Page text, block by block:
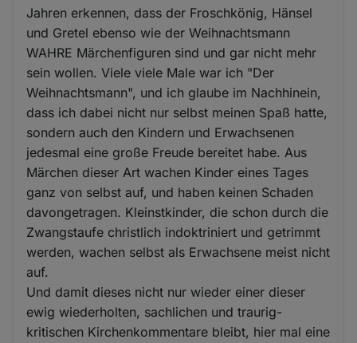
Jahren erkennen, dass der Froschkönig, Hänsel
und Gretel ebenso wie der Weihnachtsmann
WAHRE Märchenfiguren sind und gar nicht mehr
sein wollen. Viele viele Male war ich "Der
Weihnachtsmann", und ich glaube im Nachhinein,
dass ich dabei nicht nur selbst meinen Spaß hatte,
sondern auch den Kindern und Erwachsenen
jedesmal eine große Freude bereitet habe. Aus
Märchen dieser Art wachen Kinder eines Tages
ganz von selbst auf, und haben keinen Schaden
davongetragen. Kleinstkinder, die schon durch die
Zwangstaufe christlich indoktriniert und getrimmt
werden, wachen selbst als Erwachsene meist nicht
auf.
Und damit dieses nicht nur wieder einer dieser
ewig wiederholten, sachlichen und traurig-
kritischen Kirchenkommentare bleibt, hier mal eine